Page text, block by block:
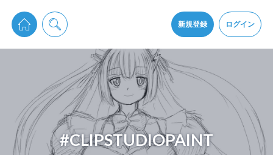
新規登録 ログイン
pixiv Sketchは2024年5月28日付で プライパシーポリシーを改定しました。
通知を受け取るにはここをクリックします
pixiv Sketchアプリでさらに快適に！
アプリをインストール
#CLIPSTUDIOPAINT